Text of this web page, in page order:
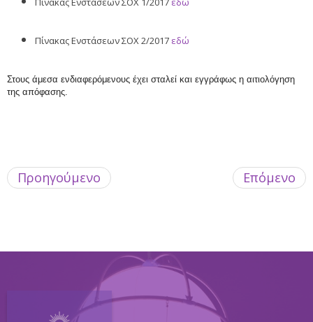
Πίνακας Ενστάσεων ΣΟΧ 2/2017 εδώ
Στους άμεσα ενδιαφερόμενους έχει σταλεί και εγγράφως η αιτιολόγηση
της απόφασης.
Προηγούμενο
Επόμενο